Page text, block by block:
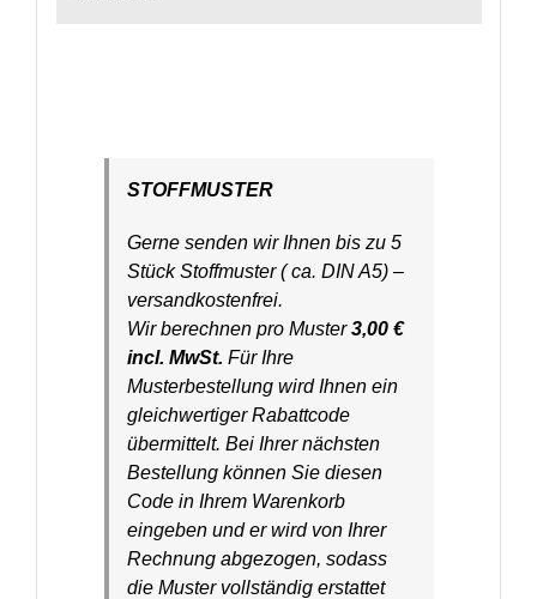
STOFFMUSTER
Gerne senden wir Ihnen bis zu 5
Stück Stoffmuster ( ca. DIN A5) –
versandkostenfrei.
Wir berechnen pro Muster3,00 €
incl. MwSt. Für Ihre
Musterbestellung wird Ihnen ein
gleichwertiger Rabattcode
übermittelt. Bei Ihrer nächsten
Bestellung können Sie diesen
Code in Ihrem Warenkorb
eingeben und er wird von Ihrer
Rechnung abgezogen, sodass
die Muster vollständig erstattet